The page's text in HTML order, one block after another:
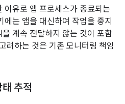
이유로 앱 프로세스가 종료되는
는 앱을 대신하여 작업을 중지
계속 전달하지 않는 것이 포함
려하는 것은 기존 모니터링 책임
추적